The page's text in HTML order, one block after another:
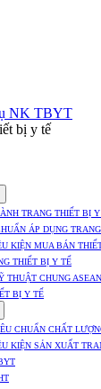
NK TBYT
bị y tế
TRANG THIẾT BỊ
ÁP DỤNG
KIỆN MUA BÁN
THIẾT BỊ Y TẾ
THUẬT CHUNG ASEAN
BỊ Y TẾ
CHUẨN CHẤT
KIỆN SẢN XUẤT